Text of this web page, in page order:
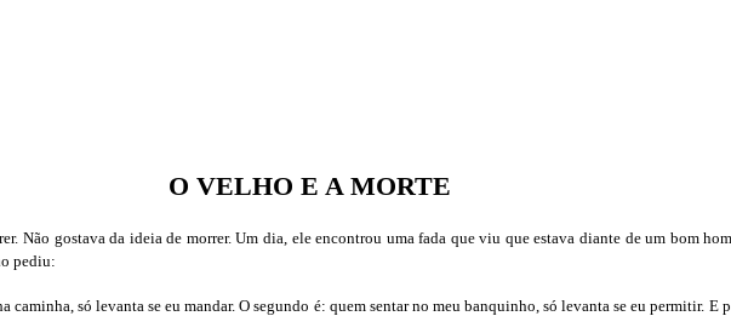
O VELHO E A MORTE
Não gostava da ideia de morrer. Um dia, ele encontrou uma fada que viu que estava diante de um bom
pediu:
caminha, só levanta se eu mandar. O segundo é: quem sentar no meu banquinho, só levanta se eu permitir. E